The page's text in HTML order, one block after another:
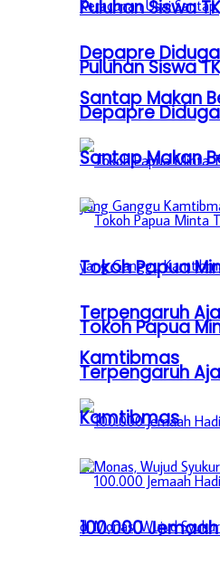
Puluhan Siswa
Depapre
Santap Makan
Tokoh Papua
Terpengaruh
Kamtibmas
100.000
Puluhan Siswa
Depapre
Santap Makan
Tokoh Papua
Terpengaruh
Kamtibmas